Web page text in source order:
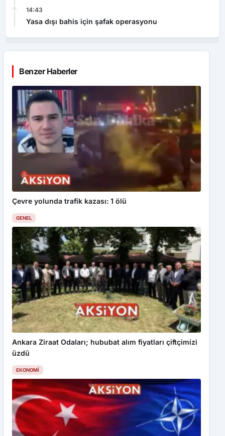
14:43
Yasa dışı bahis için şafak operasyonu
Benzer Haberler
Çevre yolunda trafik kazası: 1 ölü
GENEL
Ankara Ziraat Odaları; hububat alım fiyatları çiftçimizi
üzdü
EKONOMI